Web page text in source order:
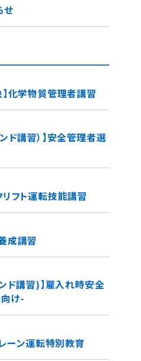
せ
】化学物質管理者講習
ド講習）】安全管理者選
リフト運転技能講習
成講習
ド講習)】雇入れ時安全
け-
レーン運転特別教育